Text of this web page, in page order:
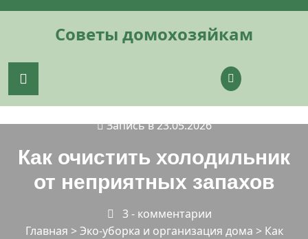
Перейти
содержимомуСоветы домохозяйкам
Запись в 23.05.2026
Как очистить холодильник
от неприятных запахов
3 - комментарии
Главная >Эко-уборка и организация дома > Как